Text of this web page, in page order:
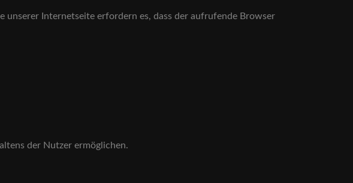
unserer Internetseite erfordern es, dass der aufrufende Browser
der Nutzer ermöglichen.